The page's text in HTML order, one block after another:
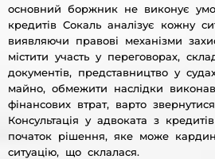
основний боржник не виконує
кредитів Сокаль аналізує кожну
виявляючи правові механізми
містити участь у переговорах,
документів, представництво у
майно, обмежити наслідки
фінансових втрат, варто
Консультація у адвоката з
початок рішення, яке може
ситуацію, що склалася.